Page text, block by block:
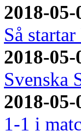
2018-
Så
2018-05-
Svenska
2018-
1-1 i